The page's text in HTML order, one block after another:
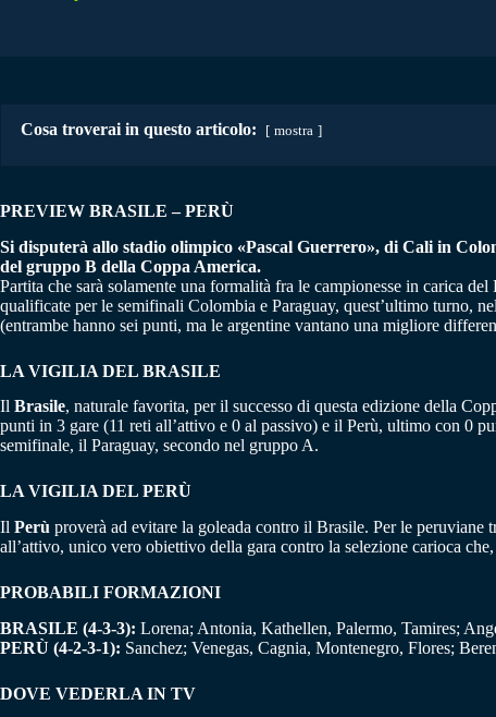
Cosa troverai in questo articolo: mostra
PREVIEW BRASILE – PERÙ
Si disputerà allo stadio olimpico «Pascal Guerrero», di Cali in
del gruppo B della Coppa America.
Partita che sarà solamente una formalità fra le campionesse in carica
qualificate per le semifinali Colombia e Paraguay, quest’ultimo turno,
(entrambe hanno sei punti, ma le argentine vantano una migliore
LA VIGILIA DEL BRASILE
Il Brasile, naturale favorita, per il successo di questa edizione della
punti in 3 gare (11 reti all’attivo e 0 al passivo) e il Perù, ultimo con 0
semifinale, il Paraguay, secondo nel gruppo A.
LA VIGILIA DEL PERÙ
Il Perù proverà ad evitare la goleada contro il Brasile. Per le peruviane
all’attivo, unico vero obiettivo della gara contro la selezione carioca
PROBABILI FORMAZIONI
BRASILE (4-3-3): Lorena; Antonia, Kathellen, Palermo, Tamires;
PERÙ (4-2-3-1): Sanchez; Venegas, Cagnia, Montenegro, Flores;
DOVE VEDERLA IN TV